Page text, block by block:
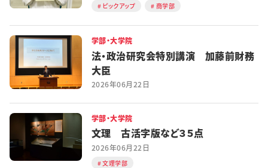
ピックアップ 商学部
学部・大学院
法・政治研究会特別講演 加藤前財務
大臣
2026年06月22日
学部・大学院
文理 古活字版など３５点
2026年06月22日
文理学部